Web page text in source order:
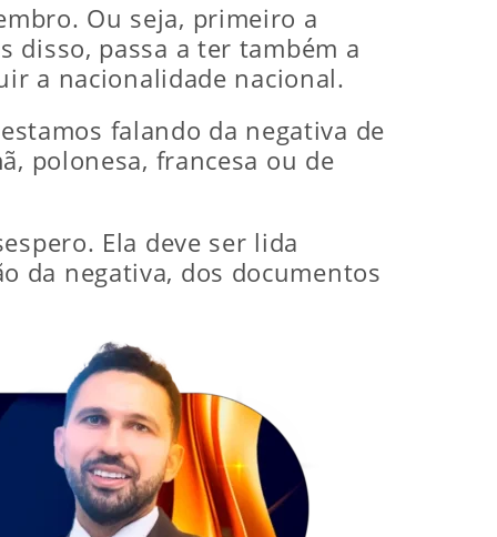
Ou seja, primeiro a
disso, passa a ter também a
a nacionalidade nacional.
falando da negativa de
polonesa, francesa ou de
Ela deve ser lida
da negativa, dos documentos